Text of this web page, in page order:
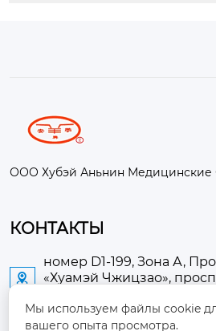
ООО Хубэй Аньнин Медицинские
КОНТАКТЫ

номер D1-199, Зона А,
«Хуамэй Чжицзао»,
Мы используем файлы cookie
вашего опыта просмотра.